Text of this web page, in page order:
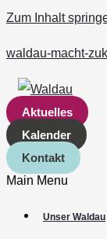
Zum Inhalt
waldau-macht-
Aktuelles
Kalender
Kontakt
Main Menu
Unser Waldau